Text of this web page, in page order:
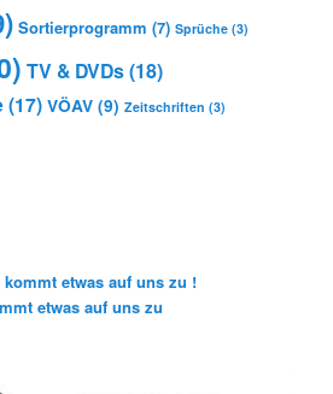
Sortierprogramm (7) Sprüche (3)
TV & DVDs(18)
(17) VÖAV (9) Zeitschriften (3)
etwas auf uns zu !
etwas auf uns zu